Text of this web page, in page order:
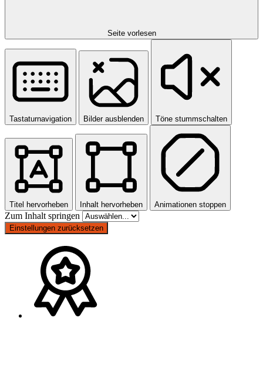
Seite vorlesen
Tastaturnavigation Bilder ausblenden Töne stummschalten
Titel hervorheben Inhalt hervorheben Animationen stoppen
Zum Inhalt springen
Einstellungen zurücksetzen